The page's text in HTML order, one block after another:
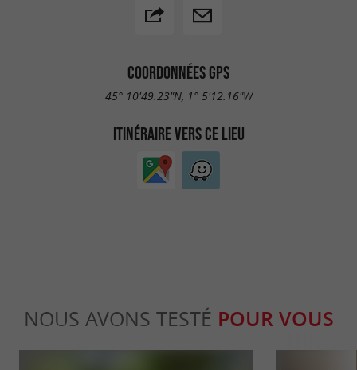
COORDONNÉES GPS
45° 10'49.23"N, 1° 5'12.16"W
ITINÉRAIRE VERS CE LIEU
NOUS AVONS TESTÉ POUR VOUS